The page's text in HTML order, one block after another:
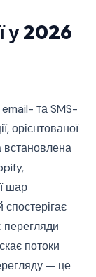
у 2026
та SMS-
орієнтованої
шар
перегляди
потоки
— це